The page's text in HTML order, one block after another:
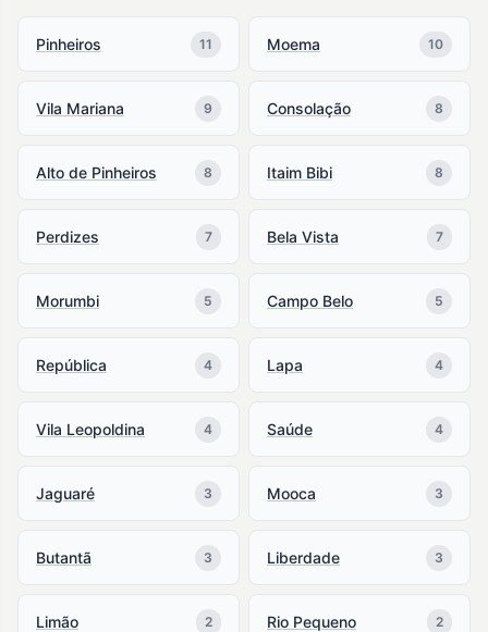
Pinheiros 11 Moema 10
Vila Mariana 9 Consolação 8
Alto de Pinheiros 8 Itaim Bibi 8
Perdizes 7 Bela Vista 7
Morumbi 5 Campo Belo 5
República 4 Lapa 4
Vila Leopoldina 4 Saúde 4
Jaguaré 3 Mooca 3
Butantã 3 Liberdade 3
Limão 2 Rio Pequeno 2